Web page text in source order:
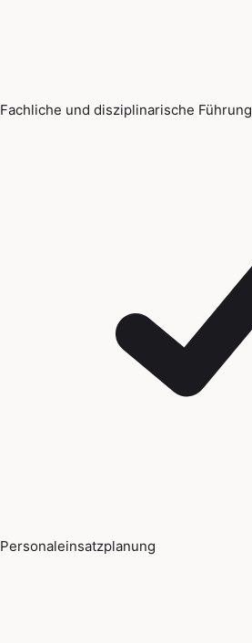
Fachliche und disziplinarische Führung
Personaleinsatzplanung